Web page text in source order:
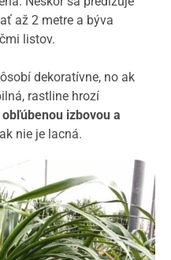
až 2 metre a býva
listov.
dekoratívne, no ak
rastline hrozí
obľúbenou izbovou a
nie je lacná.